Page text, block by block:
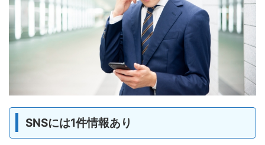
SNSには1件情報あり